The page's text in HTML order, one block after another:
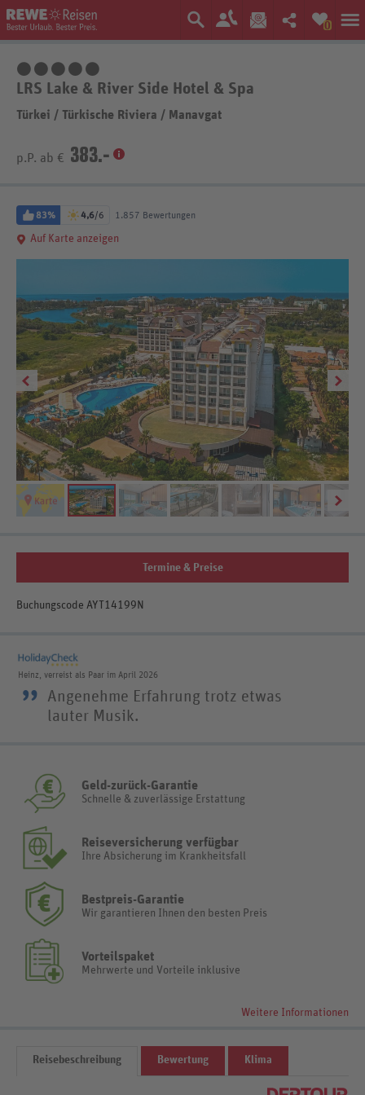
0
LRS Lake & River Side Hotel & Spa
Türkei / Türkische Riviera / Manavgat
p.P. ab € 383.-
83% 4,6/6 1.857 Bewertungen
Auf Karte anzeigen
Termine & Preise
Buchungscode AYT14199N
Heinz, verreist als Paar im April 2026
”
Angenehme Erfahrung trotz etwas
lauter Musik.
Geld-zurück-Garantie
Schnelle & zuverlässige Erstattung
Reiseversicherung verfügbar
Ihre Absicherung im Krankheitsfall
Bestpreis-Garantie
Wir garantieren Ihnen den besten Preis
Vorteilspaket
Mehrwerte und Vorteile inklusive
Weitere Informationen
Reisebeschreibung Bewertung Klima